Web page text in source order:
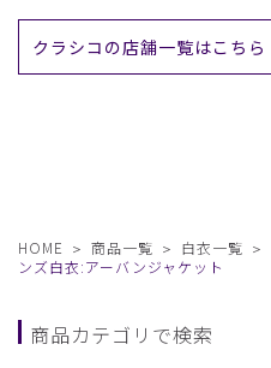
クラシコの店舗一覧はこちら
HOME 商品一覧 白衣一覧
ンズ白衣:アーバンジャケット
商品カテゴリで検索